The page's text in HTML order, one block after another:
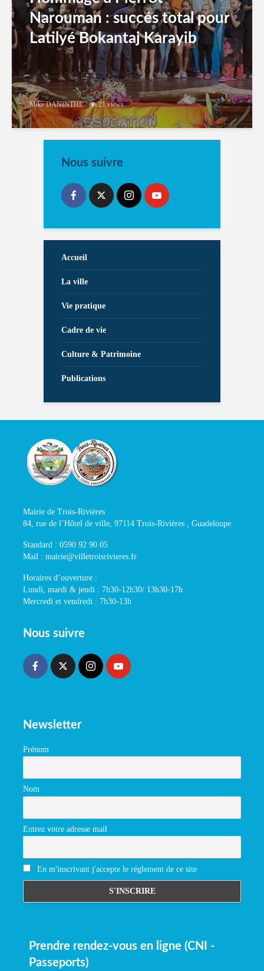
Narouman : succés total pour
Latilyé Bokantaj Karayib
Mike DANINTHE 21 views
Nous suivre
Accueil
La ville
Vie pratique
Cadre de vie
Culture & Patrimoine
Publications
Mairie de Trois-Rivières
84, rue de l’Hôtel de ville, 97114 Trois-Rivières , Guadeloupe
Standard : 0590 92 90 05
Mail : mairie@villetroisrivieres.fr
Horaires d’ouverture :
Lundi, mardi & jeudi : 7h30-12h30/ 13h30-17h
Mercredi et vendredi : 7h30-13h
Nous suivre
Newsletter
Prénom
Nom
Entrez votre adresse mail
En m'inscrivant j'accepte le réglement de ce site
Prendre rendez-vous en ligne (CNI -
Passeports)